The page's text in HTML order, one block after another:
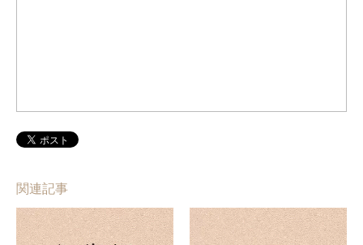
関連記事